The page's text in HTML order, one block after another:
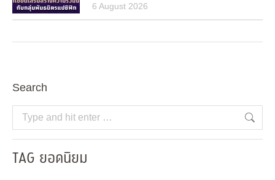
6 August 2026
Search
Search:
TAG ยอดนิยม